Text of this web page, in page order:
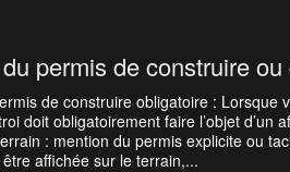
de construire obligatoire : Lorsque
doit obligatoirement faire l’objet d’un
: mention du permis explicite ou
affichée sur le terrain,...